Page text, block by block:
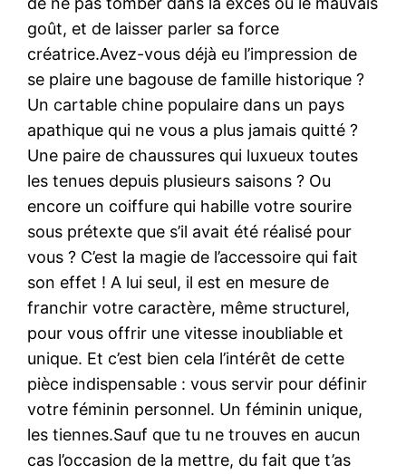
goût, et de laisser parler sa force
créatrice.Avez-vous déjà eu l’impression de
se plaire une bagouse de famille historique ?
Un cartable chine populaire dans un pays
apathique qui ne vous a plus jamais quitté ?
Une paire de chaussures qui luxueux toutes
les tenues depuis plusieurs saisons ? Ou
encore un coiffure qui habille votre sourire
sous prétexte que s’il avait été réalisé pour
vous ? C’est la magie de l’accessoire qui fait
son effet ! A lui seul, il est en mesure de
franchir votre caractère, même structurel,
pour vous offrir une vitesse inoubliable et
unique. Et c’est bien cela l’intérêt de cette
pièce indispensable : vous servir pour définir
votre féminin personnel. Un féminin unique,
les tiennes.Sauf que tu ne trouves en aucun
cas l’occasion de la mettre, du fait que t’as